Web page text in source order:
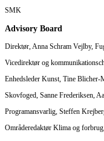
SMK
Advisory Board
Direktør, Anna Schram Vejlby,
Vicedirektør og
Enhedsleder Kunst, Tine
Skovfoged, Sanne Frederiksen,
Programansvarlig, Steffen
Områderedaktør Klima og